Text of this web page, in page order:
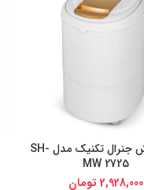
خرید از دیجی کالا
مینی واش جنرال تکنیک مدل SH-
MW 2725
2,928,000 تومان